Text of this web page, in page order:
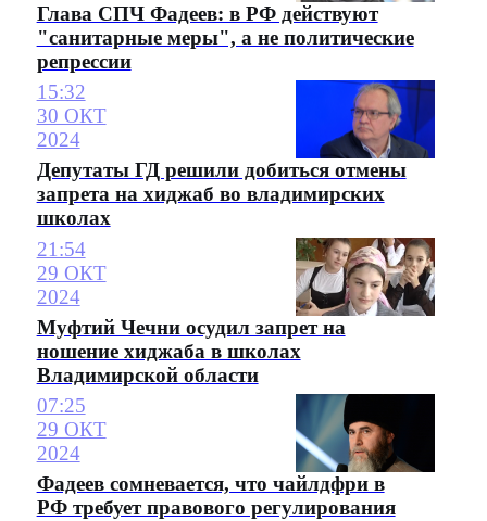
Глава СПЧ Фадеев: в РФ действуют
"санитарные меры", а не политические
репрессии
15:32
30 ОКТ
2024
Депутаты ГД решили добиться отмены
запрета на хиджаб во владимирских
школах
21:54
29 ОКТ
2024
Муфтий Чечни осудил запрет на
ношение хиджаба в школах
Владимирской области
07:25
29 ОКТ
2024
Фадеев сомневается, что чайлдфри в
РФ требует правового регулирования